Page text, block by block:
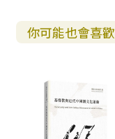
你可能也會喜歡